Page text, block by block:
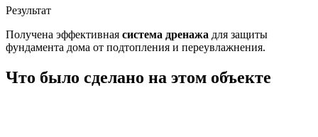
Результат
Получена эффективная система дренажа для защиты
фундамента дома от подтопления и переувлажнения.
Что было сделано на этом объекте